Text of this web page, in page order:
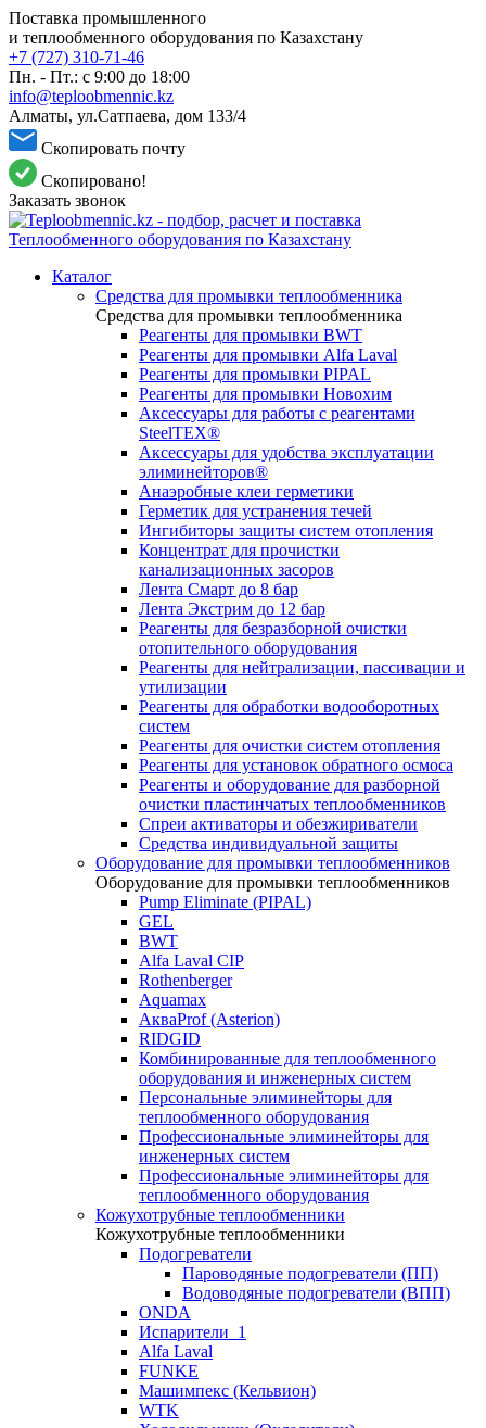
Поставка промышленного
и теплообменного оборудования по Казахстану
+7 (727) 310-71-46
Пн. - Пт.: с 9:00 до 18:00
info@teploobmennic.kz
Алматы, ул.Сатпаева, дом 133/4
Скопировать почту
Скопировано!
Заказать звонок
Каталог
Средства для промывки теплообменника
Средства для промывки теплообменника
Реагенты для промывки BWT
Реагенты для промывки Alfa Laval
Реагенты для промывки PIPAL
Реагенты для промывки Новохим
Аксессуары для работы с реагентами
SteelTEX®
Аксессуары для удобства эксплуатации
элиминейторов®
Анаэробные клеи герметики
Герметик для устранения течей
Ингибиторы защиты систем отопления
Концентрат для прочистки
канализационных засоров
Лента Смарт до 8 бар
Лента Экстрим до 12 бар
Реагенты для безразборной очистки
отопительного оборудования
Реагенты для нейтрализации, пассивации и
утилизации
Реагенты для обработки водооборотных
систем
Реагенты для очистки систем отопления
Реагенты для установок обратного осмоса
Реагенты и оборудование для разборной
очистки пластинчатых теплообменников
Спреи активаторы и обезжириватели
Средства индивидуальной защиты
Оборудование для промывки теплообменников
Оборудование для промывки теплообменников
Pump Eliminate (PIPAL)
GEL
BWT
Alfa Laval CIP
Rothenberger
Aquamax
АкваProf (Asterion)
RIDGID
Комбинированные для теплообменного
оборудования и инженерных систем
Персональные элиминейторы для
теплообменного оборудования
Профессиональные элиминейторы для
инженерных систем
Профессиональные элиминейторы для
теплообменного оборудования
Кожухотрубные теплообменники
Кожухотрубные теплообменники
Подогреватели
Пароводяные подогреватели (ПП)
Водоводяные подогреватели (ВПП)
ONDA
Испарители_1
Alfa Laval
FUNKE
Машимпекс (Кельвион)
WTK